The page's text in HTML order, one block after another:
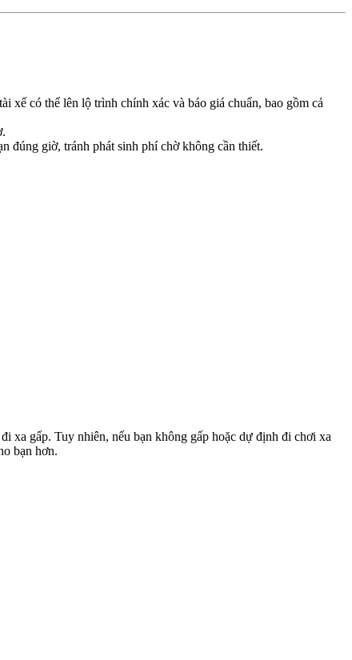
xế có thể lên lộ trình chính xác và báo giá chuẩn, bao gồm cả
đúng giờ, tránh phát sinh phí chờ không cần thiết.
xa gấp. Tuy nhiên, nếu bạn không gấp hoặc dự định đi chơi xa
bạn hơn.